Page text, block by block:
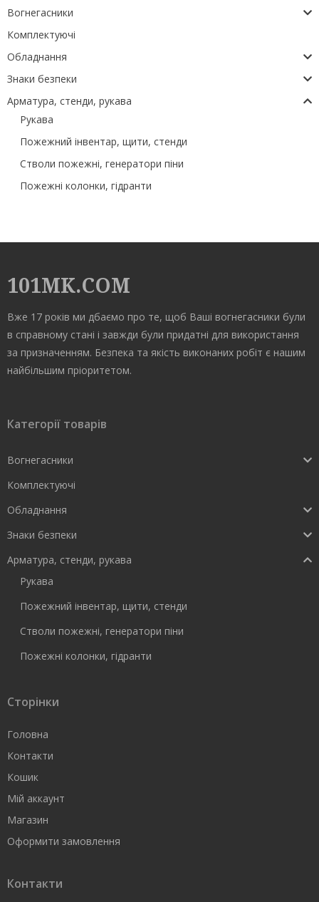
Вогнегасники
Комплектуючі
Обладнання
Знаки безпеки
Арматура, стенди, рукава
Рукава
Пожежний інвентар, щити, стенди
Стволи пожежні, генератори піни
Пожежні колонки, гідранти
101MK.COM
Вже 17 років ми дбаємо про те, щоб Ваші вогнегасники були
в справному стані і завжди були придатні для використання
за призначенням. Безпека та якість виконаних робіт є нашим
найбільшим пріоритетом.
Категорії товарів
Вогнегасники
Комплектуючі
Обладнання
Знаки безпеки
Арматура, стенди, рукава
Рукава
Пожежний інвентар, щити, стенди
Стволи пожежні, генератори піни
Пожежні колонки, гідранти
Сторінки
Головна
Контакти
Кошик
Мій аккаунт
Магазин
Оформити замовлення
Контакти